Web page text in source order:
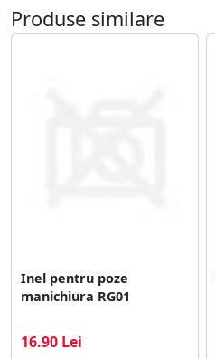
Produse similare
Inel pentru poze
manichiura RG01
16.90 Lei